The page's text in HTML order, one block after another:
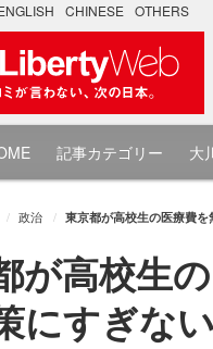
CHINESE OTHERS
記事カテゴリー 大
政治 東京都が高校生の医療費
が高校生
にすぎな